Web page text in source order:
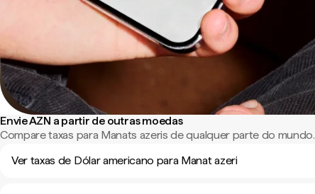
Envie AZN a partir de outras moedas
Compare taxas para Manats azeris de qualquer parte do mundo.
Ver taxas de Dólar americano para Manat azeri